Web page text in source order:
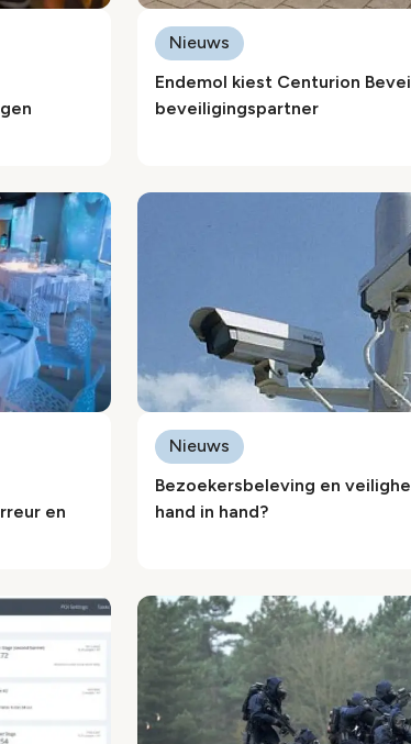
Endemol kiest Centurion
beveiligingspartner
Nieuws
en
Bezoekersbeleving en
hand in hand?
Nieuws